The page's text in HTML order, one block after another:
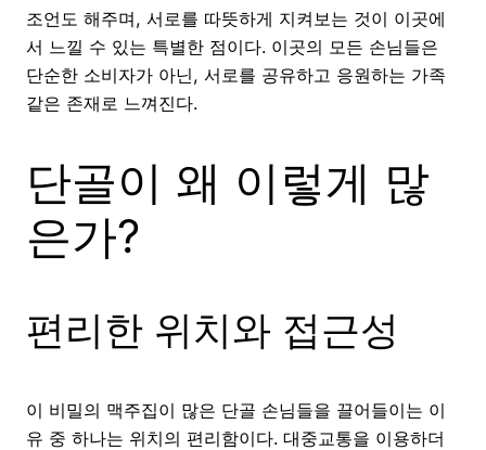
조언도 해주며, 서로를 따뜻하게 지켜보는 것이 이곳에
서 느낄 수 있는 특별한 점이다. 이곳의 모든 손님들은
단순한 소비자가 아닌, 서로를 공유하고 응원하는 가족
같은 존재로 느껴진다.
단골이 왜 이렇게 많
은가?
편리한 위치와 접근성
이 비밀의 맥주집이 많은 단골 손님들을 끌어들이는 이
유 중 하나는 위치의 편리함이다. 대중교통을 이용하더